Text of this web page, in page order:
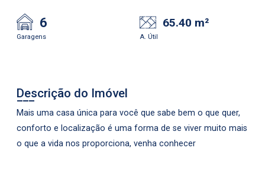
6
Garagens
65.40 m²
A. Útil
Descrição do Imóvel
Mais uma casa única para você que sabe bem o que quer,
conforto e localização é uma forma de se viver muito mais
o que a vida nos proporciona, venha conhecer